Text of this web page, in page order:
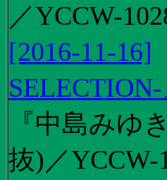
／YCCW-
[2016-11-16]
『中島みゆ
抜)／YCCW-